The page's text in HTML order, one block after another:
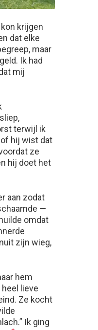
krijgen
dat elke
maar
Ik had
mij
terwijl ik
hij wist dat
ze
hij doet het
aan zodat
—
omdat
zijn wieg,
hem
lieve
Ze kocht
Ik ging